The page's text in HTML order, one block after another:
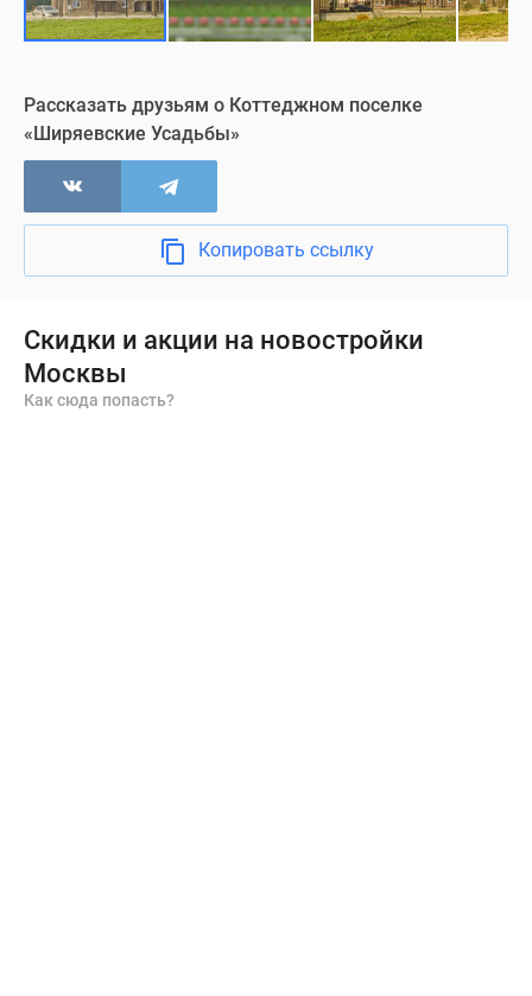
Рассказать друзьям о Коттеджном поселке
«Ширяевские Усадьбы»
Копировать ссылку
Скидки и акции на новостройки
Москвы
Как сюда попасть?